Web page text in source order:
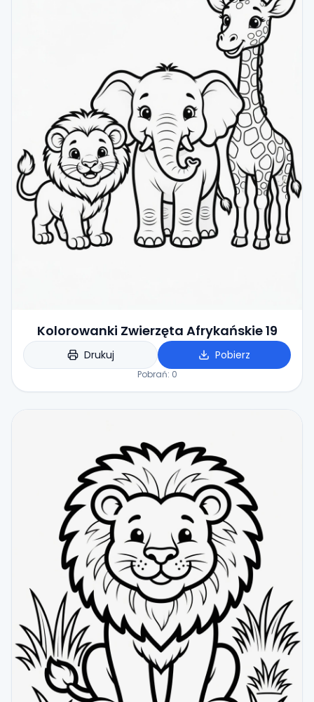
Kolorowanki Zwierzęta Afrykańskie 19
Drukuj Pobierz
Pobrań: 0